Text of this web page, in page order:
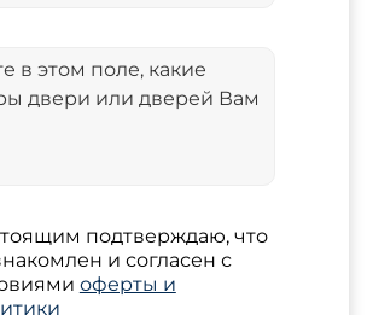
подтверждаю, что
и согласен с
оферты и